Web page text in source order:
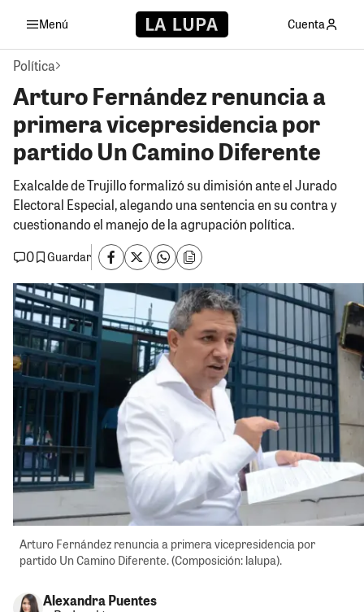
Menú Cuenta
Política
Arturo Fernández renuncia a
primera vicepresidencia por
partido Un Camino Diferente
Exalcalde de Trujillo formalizó su dimisión ante el Jurado
Electoral Especial, alegando una sentencia en su contra y
cuestionando el manejo de la agrupación política.
0
Guardar
Arturo Fernández renuncia a primera vicepresidencia por
partido Un Camino Diferente. (Composición: lalupa).
Alexandra Puentes